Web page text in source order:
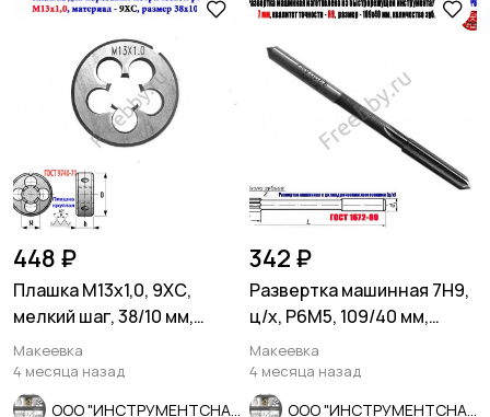
448 ₽
Плашка М13х1,0, 9ХС,
мелкий шаг, 38/10 мм,
ГОСТ 7740-71.
Макеевка
4 месяца назад
342 ₽
Развертка машинная 7Н9,
ц/х, Р6М5, 109/40 мм,
2363-0068, СССР
Макеевка
4 месяца назад